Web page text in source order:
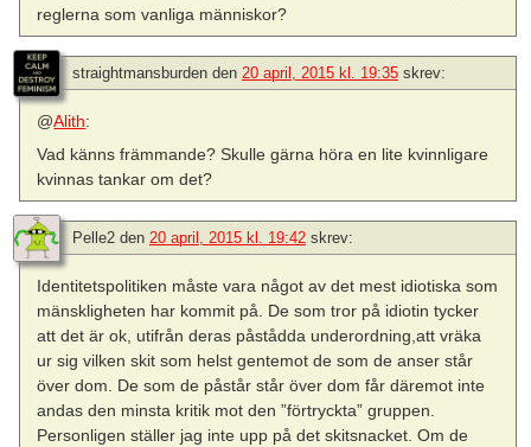
reglerna som vanliga människor?
straightmansburden den 20 april, 2015 kl. 19:35 skrev:
@Alith:
Vad känns främmande? Skulle gärna höra en lite kvinnligare
kvinnas tankar om det?
Pelle2 den 20 april, 2015 kl. 19:42 skrev:
Identitetspolitiken måste vara något av det mest idiotiska som
mänskligheten har kommit på. De som tror på idiotin tycker
att det är ok, utifrån deras påstådda underordning,att vräka
ur sig vilken skit som helst gentemot de som de anser står
över dom. De som de påstår står över dom får däremot inte
andas den minsta kritik mot den ”förtryckta” gruppen.
Personligen ställer jag inte upp på det skitsnacket. Om de